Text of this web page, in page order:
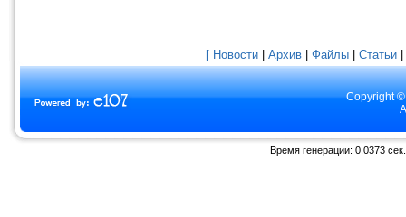
[ Новости Архив Файлы Статьи
Copyright
Время генерации: 0.0373